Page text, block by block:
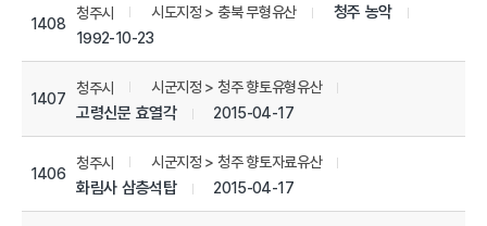
1408
청주시 시도지정 > 충북 무형유산 청주 농악
1992-10-23
1407
청주시 시군지정 > 청주 향토유형유산
고령신문 효열각 2015-04-17
1406
청주시 시군지정 > 청주 향토자료유산
화림사 삼층석탑 2015-04-17